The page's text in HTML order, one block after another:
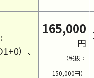
）、
165,000
円
（税抜：
150,000円）